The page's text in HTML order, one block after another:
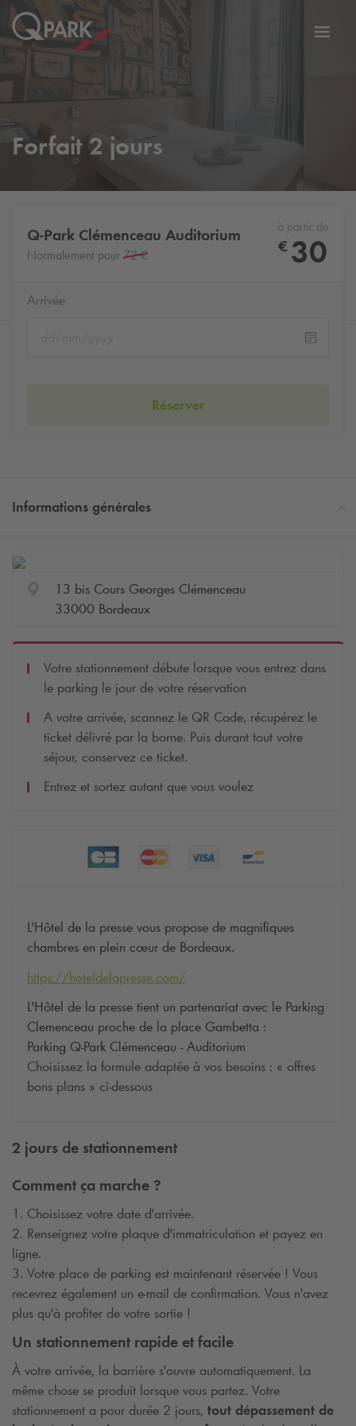
Forfait 2 jours
Q-Park Clémenceau Auditorium
Normalement pour 72 €
à partir de
€ 30
Arrivée
Réserver
Informations générales
2 jours de stationnement
Comment ça marche ?
1. Choisissez votre date d'arrivée.
2. Renseignez votre plaque d'immatriculation et payez en
ligne.
3. Votre place de parking est maintenant réservée ! Vous
recevrez également un e-mail de confirmation. Vous n'avez
plus qu'à profiter de votre sortie !
Un stationnement rapide et facile
À votre arrivée, la barrière s'ouvre automatiquement. La
même chose se produit lorsque vous partez. Votre
stationnement a pour durée 2 jours, tout dépassement de
13 bis Cours Georges Clémenceau
33000 Bordeaux
Votre stationnement débute lorsque vous entrez dans
le parking le jour de votre réservation
A votre arrivée, scannez le QR Code, récupérez le
ticket délivré par la borne. Puis durant tout votre
séjour, conservez ce ticket.
Entrez et sortez autant que vous voulez
L'Hôtel de la presse vous propose de magnifiques
chambres en plein cœur de Bordeaux.
https://hoteldelapresse.com/
L'Hôtel de la presse tient un partenariat avec le Parking
Clemenceau proche de la place Gambetta :
Parking Q-Park Clémenceau - Auditorium
Choisissez la formule adaptée à vos besoins : « offres
bons plans » ci-dessous